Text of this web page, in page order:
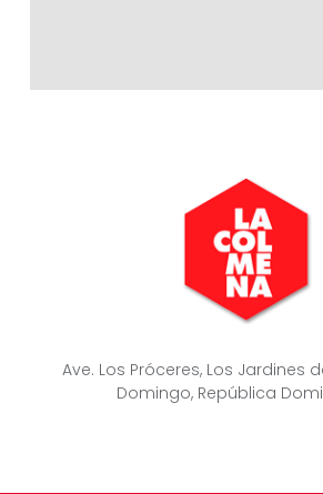
Ave. Los Próceres, Los Jardines
Domingo, República